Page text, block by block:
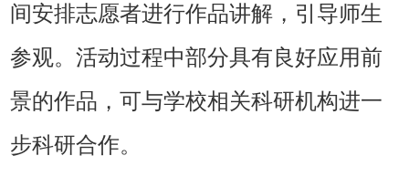
间安排志愿者进行作品讲解，引导师生
参观。活动过程中部分具有良好应用前
景的作品，可与学校相关科研机构进一
步科研合作。